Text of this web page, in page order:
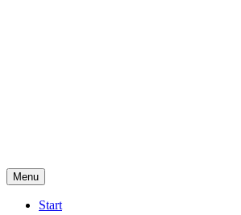
Menu
Start